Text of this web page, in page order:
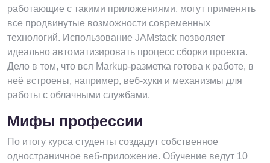
работающие с такими приложениями, могут применять
все продвинутые возможности современных
технологий. Использование JAMstack позволяет
идеально автоматизировать процесс сборки проекта.
Дело в том, что вся Markup-разметка готова к работе, в
неё встроены, например, веб-хуки и механизмы для
работы с облачными службами.
Мифы профессии
По итогу курса студенты создадут собственное
одностраничное веб-приложение. Обучение ведут 10